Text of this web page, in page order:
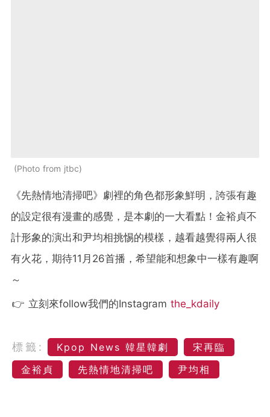
Photo from jtbc
《先熱情地清掃吧》劇裡的角色都形象鮮明，誇張有趣
的設定很有漫畫的感覺，是本劇的一大看點！金裕貞不
計形象的演出和尹均相挑惕的模樣，越看越覺得兩人很
有火花，期待11月26首播，希望能和想象中一樣有趣啊
～
👉 立刻來follow我們的Instagram the_kdaily
標籤: Kpop News 韓星韓劇
宋再臨
金裕貞
先熱情地清掃吧 尹均相